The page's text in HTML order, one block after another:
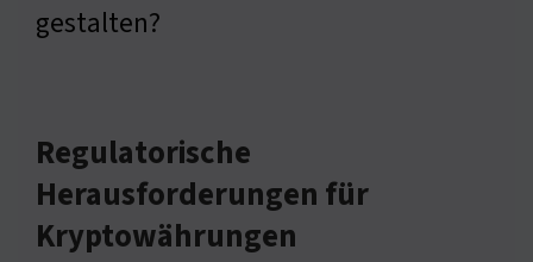
gestalten?
Regulatorische
Herausforderungen für
Kryptowährungen